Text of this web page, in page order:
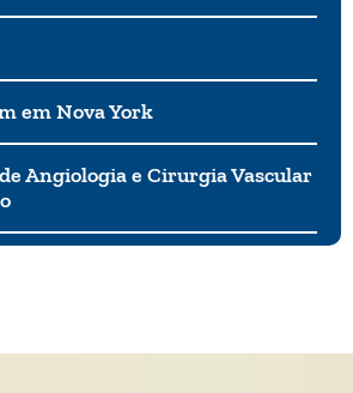
em Nova York
Angiologia e Cirurgia Vascular